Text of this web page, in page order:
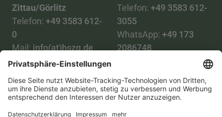
Zittau/Görlitz
Telefon: +49 3583 612-
0
Mail: info(at)hszg.de
Telefon: +49 3583 612-
3055
WhatsApp: +49 173
2086748
Alle StudiengängeDatenschutz